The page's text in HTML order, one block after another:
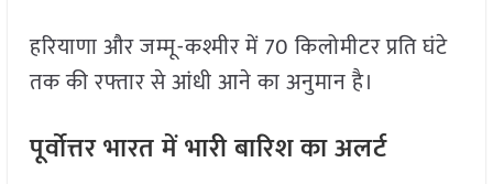
हरियाणा और जम्मू-कश्मीर में 70 किलोमीटर प्रति घंटे
तक की रफ्तार से आंधी आने का अनुमान है।
पूर्वोत्तर भारत में भारी बारिश का अलर्ट